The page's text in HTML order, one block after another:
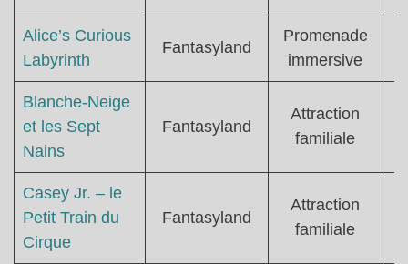
Alice’s Curious
Labyrinth
Fantasyland
Promenade
immersive
Blanche-Neige
et les Sept
Nains
Fantasyland
Attraction
familiale
Casey Jr. – le
Petit Train du
Cirque
Fantasyland
Attraction
familiale